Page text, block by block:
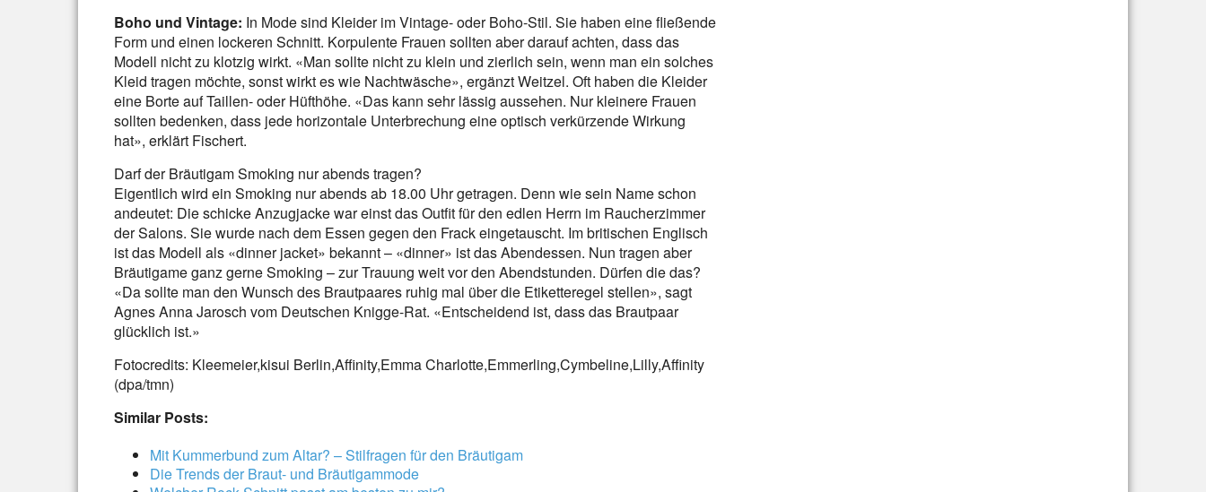
Boho und Vintage: In Mode sind Kleider im Vintage- oder Boho-Stil. Sie haben eine fließende
Form und einen lockeren Schnitt. Korpulente Frauen sollten aber darauf achten, dass das
Modell nicht zu klotzig wirkt. «Man sollte nicht zu klein und zierlich sein, wenn man ein solches
Kleid tragen möchte, sonst wirkt es wie Nachtwäsche», ergänzt Weitzel. Oft haben die Kleider
eine Borte auf Taillen- oder Hüfthöhe. «Das kann sehr lässig aussehen. Nur kleinere Frauen
sollten bedenken, dass jede horizontale Unterbrechung eine optisch verkürzende Wirkung
hat», erklärt Fischert.
Darf der Bräutigam Smoking nur abends tragen?
Eigentlich wird ein Smoking nur abends ab 18.00 Uhr getragen. Denn wie sein Name schon
andeutet: Die schicke Anzugjacke war einst das Outfit für den edlen Herrn im Raucherzimmer
der Salons. Sie wurde nach dem Essen gegen den Frack eingetauscht. Im britischen Englisch
ist das Modell als «dinner jacket» bekannt – «dinner» ist das Abendessen. Nun tragen aber
Bräutigame ganz gerne Smoking – zur Trauung weit vor den Abendstunden. Dürfen die das?
«Da sollte man den Wunsch des Brautpaares ruhig mal über die Etiketteregel stellen», sagt
Agnes Anna Jarosch vom Deutschen Knigge-Rat. «Entscheidend ist, dass das Brautpaar
glücklich ist.»
Fotocredits: Kleemeier,kisui Berlin,Affinity,Emma Charlotte,Emmerling,Cymbeline,Lilly,Affinity
(dpa/tmn)
Similar Posts:
Mit Kummerbund zum Altar? – Stilfragen für den Bräutigam
Die Trends der Braut- und Bräutigammode